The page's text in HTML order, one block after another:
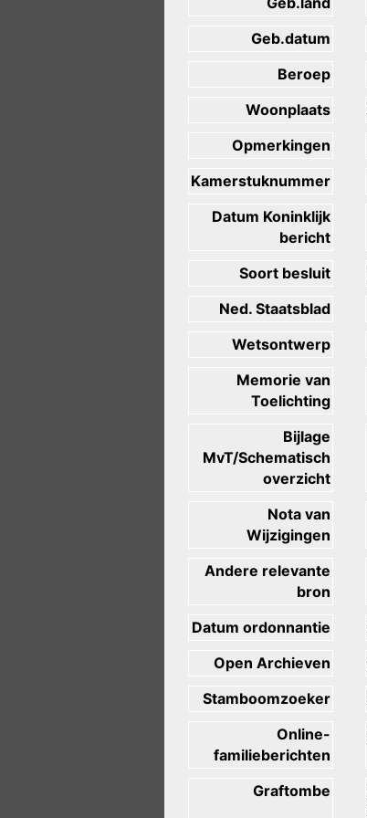
Geb.datum
Beroep
Woonplaats
Opmerkingen
Kamerstuknummer
Datum Koninklijk
bericht
Soort besluit
Ned. Staatsblad
Wetsontwerp
Memorie van
Toelichting
Bijlage
MvT/Schematisch
overzicht
Nota van
Wijzigingen
Andere relevante
bron
Datum ordonnantie
Open Archieven
Stamboomzoeker
Online-
familieberichten
Graftombe